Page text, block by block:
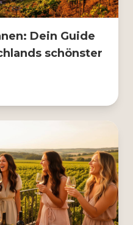
Dein Guide
schönster